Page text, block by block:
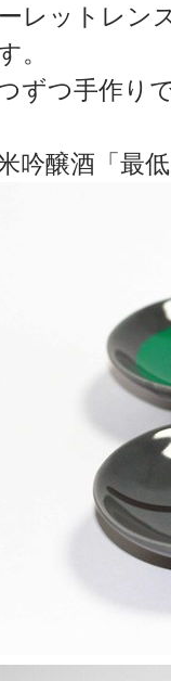
レットレン
。
つずつ手作り
米吟醸酒「最